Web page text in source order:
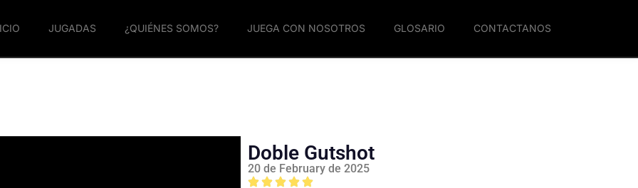
JUGADAS ¿QUIÉNES SOMOS? JUEGA CON NOSOTROS GLOSARIO CONTACTANOS
Doble Gutshot
20 de February de 2025